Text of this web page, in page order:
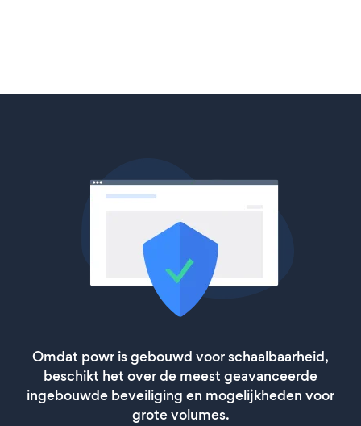
Omdat powr is gebouwd voor schaalbaarheid,
beschikt het over de meest geavanceerde
ingebouwde beveiliging en mogelijkheden voor
grote volumes.